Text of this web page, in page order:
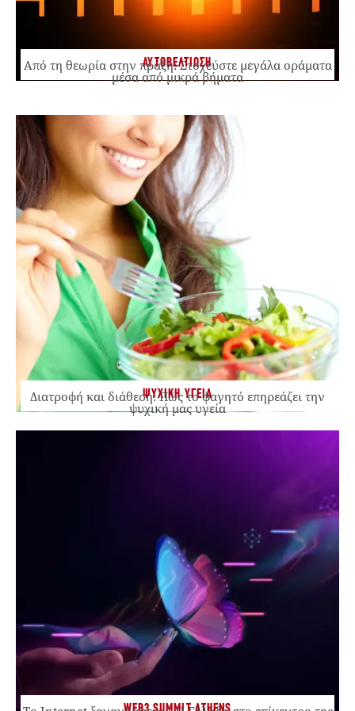
ΑΥΤΟΒΕΛΤΙΩΣΗ
Από τη θεωρία στην πράξη: Στοχεύστε μεγάλα οράματα
μέσα από μικρά βήματα
ΨΥΧΙΚΗ ΥΓΕΙΑ
Διατροφή και διάθεση: Πώς το φαγητό επηρεάζει την
ψυχική μας υγεία